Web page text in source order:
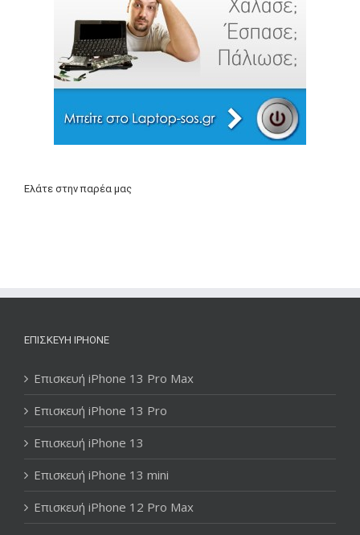
Ελάτε στην παρέα μας
ΕΠΙΣΚΕΥΉ IPHONE
Επισκευή iPhone 13 Pro Max
Επισκευή iPhone 13 Pro
Επισκευή iPhone 13
Επισκευή iPhone 13 mini
Επισκευή iPhone 12 Pro Max